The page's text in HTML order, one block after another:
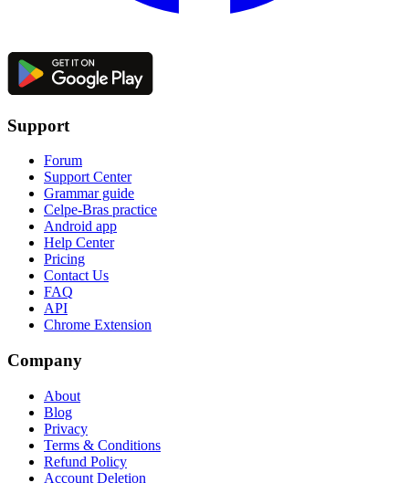
Support
Forum
Support Center
Grammar guide
Celpe-Bras practice
Android app
Help Center
Pricing
Contact Us
FAQ
API
Chrome Extension
Company
About
Blog
Privacy
Terms & Conditions
Refund Policy
Account Deletion